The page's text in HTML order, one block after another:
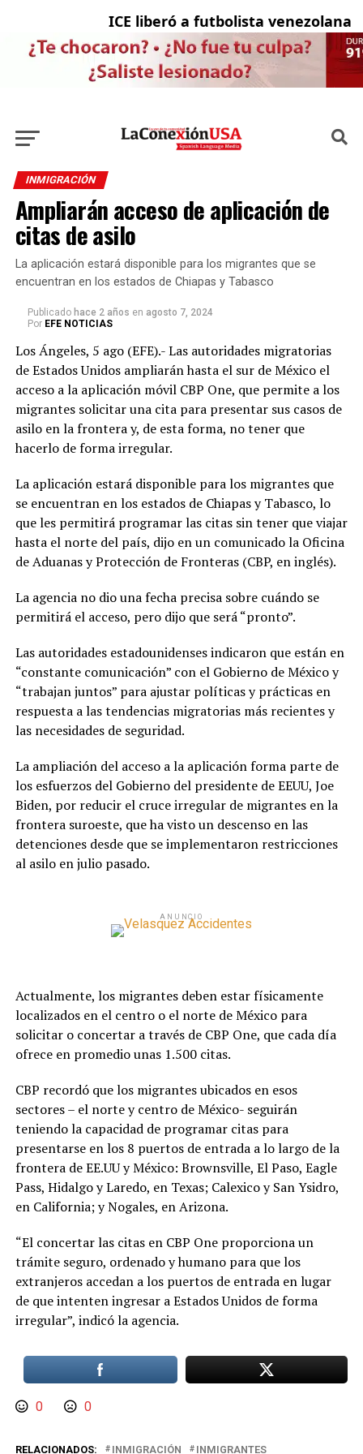
ICE liberó a futbolista venezolana
INMIGRACIÓN
Ampliarán acceso de aplicación de
citas de asilo
La aplicación estará disponible para los migrantes que se
encuentran en los estados de Chiapas y Tabasco
Publicado hace 2 años en agosto 7, 2024
Por EFE NOTICIAS
Los Ángeles, 5 ago (EFE).- Las autoridades migratorias
de Estados Unidos ampliarán hasta el sur de México el
acceso a la aplicación móvil CBP One, que permite a los
migrantes solicitar una cita para presentar sus casos de
asilo en la frontera y, de esta forma, no tener que
hacerlo de forma irregular.
La aplicación estará disponible para los migrantes que
se encuentran en los estados de Chiapas y Tabasco, lo
que les permitirá programar las citas sin tener que viajar
hasta el norte del país, dijo en un comunicado la Oficina
de Aduanas y Protección de Fronteras (CBP, en inglés).
La agencia no dio una fecha precisa sobre cuándo se
permitirá el acceso, pero dijo que será “pronto”.
Las autoridades estadounidenses indicaron que están en
“constante comunicación” con el Gobierno de México y
“trabajan juntos” para ajustar políticas y prácticas en
respuesta a las tendencias migratorias más recientes y
las necesidades de seguridad.
La ampliación del acceso a la aplicación forma parte de
los esfuerzos del Gobierno del presidente de EEUU, Joe
Biden, por reducir el cruce irregular de migrantes en la
frontera suroeste, que ha visto un descenso en las
detenciones desde que se implementaron restricciones
al asilo en julio pasado.
ANUNCIO
Actualmente, los migrantes deben estar físicamente
localizados en el centro o el norte de México para
solicitar o concertar a través de CBP One, que cada día
ofrece en promedio unas 1.500 citas.
CBP recordó que los migrantes ubicados en esos
sectores – el norte y centro de México- seguirán
teniendo la capacidad de programar citas para
presentarse en los 8 puertos de entrada a lo largo de la
frontera de EE.UU y México: Brownsville, El Paso, Eagle
Pass, Hidalgo y Laredo, en Texas; Calexico y San Ysidro,
en California; y Nogales, en Arizona.
“El concertar las citas en CBP One proporciona un
trámite seguro, ordenado y humano para que los
extranjeros accedan a los puertos de entrada en lugar
de que intenten ingresar a Estados Unidos de forma
irregular”, indicó la agencia.
0 0
RELACIONADOS: INMIGRACIÓN INMIGRANTES